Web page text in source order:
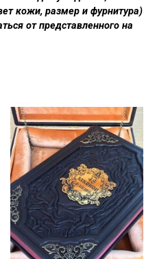
кожи, размер и фурнитура)
от представленного на